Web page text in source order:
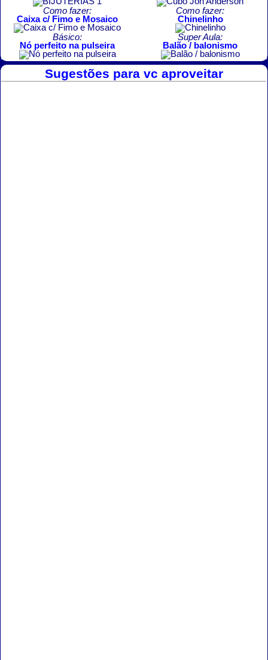
Como fazer:
Caixa c/ Fimo e Mosaico
Como fazer:
Chinelinho
Básico:
Nó perfeito na pulseira
Super Aula:
Balão / balonismo
Sugestões para vc aproveitar